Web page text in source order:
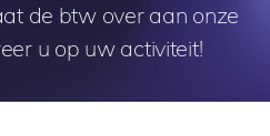
de btw over aan onze
u op uw activiteit!